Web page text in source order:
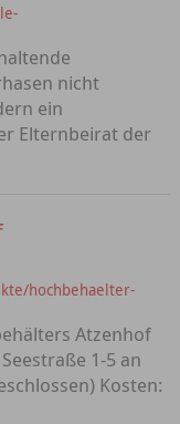
nicht
ein
Elternbeirat der
hochbehaelter-
Atzenhof
1-5 an
Kosten: